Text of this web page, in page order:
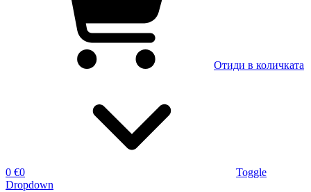
Отиди в количката
0 €0
Toggle
Dropdown